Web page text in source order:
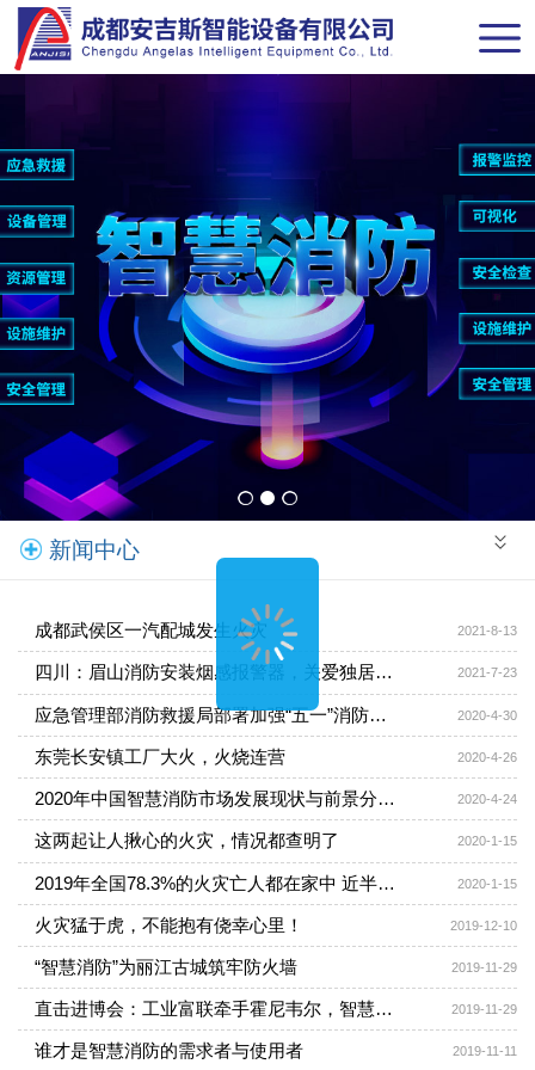
新闻中心
成都武侯区一汽配城发生火灾 2021-8-13
四川：眉山消防安装烟感报警器，关爱独居老人 2021-7-23
应急管理部消防救援局部署加强“五一”消防安全工作 2020-4-30
东莞长安镇工厂大火，火烧连营 2020-4-26
2020年中国智慧消防市场发展现状与前景分析：智慧消防应用市场空间广阔 2020-4-24
这两起让人揪心的火灾，情况都查明了 2020-1-15
2019年全国78.3%的火灾亡人都在家中 近半在夜间 2020-1-15
火灾猛于虎，不能抱有侥幸心里！ 2019-12-10
“智慧消防”为丽江古城筑牢防火墙 2019-11-29
直击进博会：工业富联牵手霍尼韦尔，智慧消防生态“进”级 2019-11-29
谁才是智慧消防的需求者与使用者 2019-11-11
网站导航
新闻中心
解决方案
产品中心
经典案例
联系我们